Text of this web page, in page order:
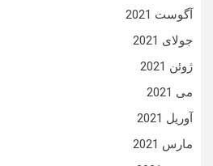
آگوست 2021
جولای 2021
ژوئن 2021
می 2021
آوریل 2021
مارس 2021